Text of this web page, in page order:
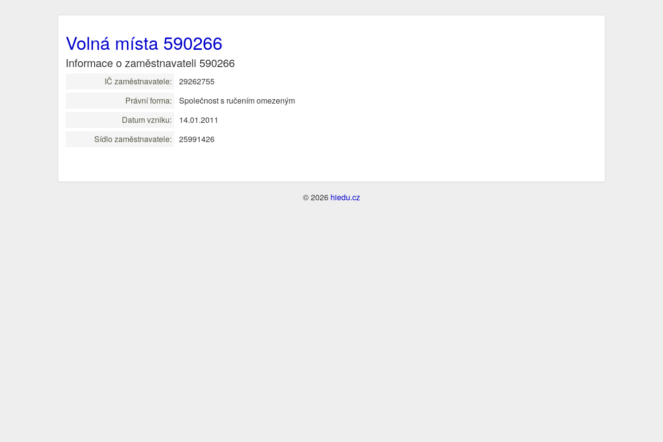
Volná místa 590266
Informace o zaměstnavateli 590266
IČ zaměstnavatele:
29262755
Právní forma:
Společnost s ručením omezeným
Datum vzniku:
14.01.2011
Sídlo zaměstnavatele:
25991426
© 2026 hiedu.cz